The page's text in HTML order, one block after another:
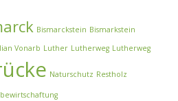
Bismarckstein Bismarkstein
Vonarb Luther Lutherweg Lutherweg
Naturschutz Restholz